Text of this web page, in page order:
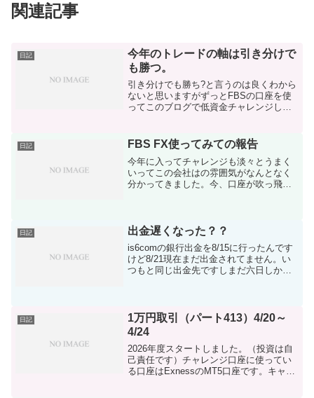
関連記事
日記
今年のトレードの軸は引き分けで
も勝つ。
引き分けでも勝ち?と言うのは良くわから
ないと思いますがずっとFBSの口座を使
ってこのブログで低資金チャレンジして
す。トレードの仕方が変わるわけではな
いんですけどexnes...
日記 FBS FX使ってみての報告
今年に入ってチャレンジも淡々とうまく
いってこの会社はの雰囲気がなんとなく
分かってきました。今、口座が吹っ飛び
はmt4（パソコンでの取...
日記 出金遅くなった？？
is6comの銀行出金を8/15に行ったんです
けど8/21現在まだ出金されてません。い
つもと同じ出金先ですしまだ六日しか経
ません...
日記
1万円取引（パート413）4/20～
4/24
2026年度スタートしました。（投資は自
己責任です）チャレンジ口座に使ってい
る口座はExnessのMT5口座です。キャッ